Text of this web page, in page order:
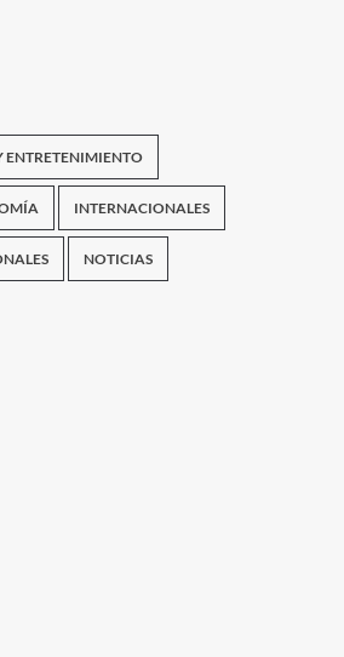
ENTRETENIMIENTO
INTERNACIONALES
NOTICIAS